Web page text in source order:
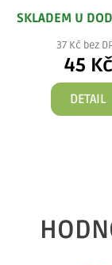
SKLADEM U
37 Kč bez
45 Kč
DETAIL